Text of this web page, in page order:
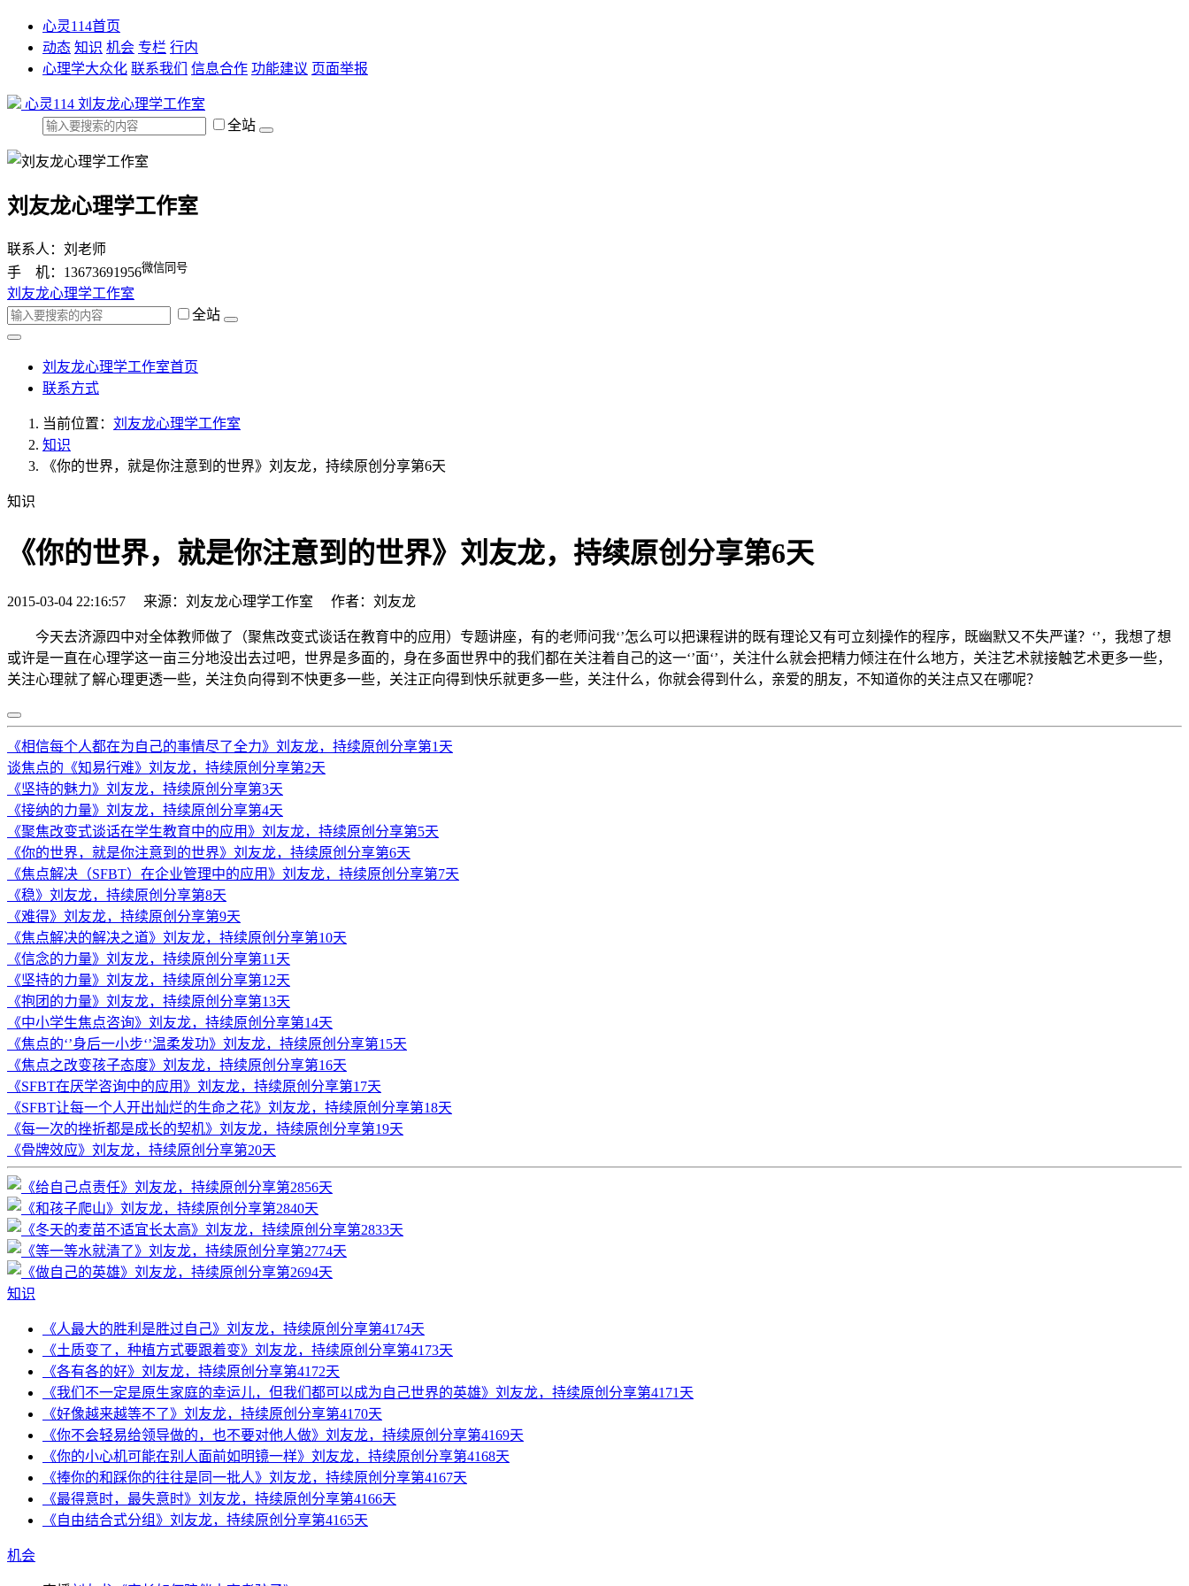
心灵114首页
动态 知识 机会 专栏 行内
心理学大众化 联系我们 信息合作 功能建议 页面举报
心灵114 刘友龙心理学工作室
全站
刘友龙心理学工作室
联系人：刘老师
手 机：13673691956微信同号
刘友龙心理学工作室
全站
刘友龙心理学工作室首页
联系方式
当前位置： 刘友龙心理学工作室
知识
《你的世界，就是你注意到的世界》刘友龙，持续原创分享第6天
知识
《你的世界，就是你注意到的世界》刘友龙，持续原创分享第6天
2015-03-04 22:16:57 来源：刘友龙心理学工作室 作者：刘友龙
今天去济源四中对全体教师做了（聚焦改变式谈话在教育中的应用）专题讲座，有的老师问我‘’怎么可以把课程讲的既有理论又有可立刻操作的程序，既幽默又不失严谨？‘’，我想了想
或许是一直在心理学这一亩三分地没出去过吧，世界是多面的，身在多面世界中的我们都在关注着自己的这一‘’面‘’，关注什么就会把精力倾注在什么地方，关注艺术就接触艺术更多一些，
关注心理就了解心理更透一些，关注负向得到不快更多一些，关注正向得到快乐就更多一些，关注什么，你就会得到什么，亲爱的朋友，不知道你的关注点又在哪呢？
《相信每个人都在为自己的事情尽了全力》刘友龙，持续原创分享第1天
谈焦点的《知易行难》刘友龙，持续原创分享第2天
《坚持的魅力》刘友龙，持续原创分享第3天
《接纳的力量》刘友龙，持续原创分享第4天
《聚焦改变式谈话在学生教育中的应用》刘友龙，持续原创分享第5天
《你的世界，就是你注意到的世界》刘友龙，持续原创分享第6天
《焦点解决（SFBT）在企业管理中的应用》刘友龙，持续原创分享第7天
《稳》刘友龙，持续原创分享第8天
《难得》刘友龙，持续原创分享第9天
《焦点解决的解决之道》刘友龙，持续原创分享第10天
《信念的力量》刘友龙，持续原创分享第11天
《坚持的力量》刘友龙，持续原创分享第12天
《抱团的力量》刘友龙，持续原创分享第13天
《中小学生焦点咨询》刘友龙，持续原创分享第14天
《焦点的‘’身后一小步‘’温柔发功》刘友龙，持续原创分享第15天
《焦点之改变孩子态度》刘友龙，持续原创分享第16天
《SFBT在厌学咨询中的应用》刘友龙，持续原创分享第17天
《SFBT让每一个人开出灿烂的生命之花》刘友龙，持续原创分享第18天
《每一次的挫折都是成长的契机》刘友龙，持续原创分享第19天
《骨牌效应》刘友龙，持续原创分享第20天
知识
《人最大的胜利是胜过自己》刘友龙，持续原创分享第4174天
《土质变了，种植方式要跟着变》刘友龙，持续原创分享第4173天
《各有各的好》刘友龙，持续原创分享第4172天
《我们不一定是原生家庭的幸运儿，但我们都可以成为自己世界的英雄》刘友龙，持续原创分享第4171天
《好像越来越等不了》刘友龙，持续原创分享第4170天
《你不会轻易给领导做的，也不要对他人做》刘友龙，持续原创分享第4169天
《你的小心机可能在别人面前如明镜一样》刘友龙，持续原创分享第4168天
《捧你的和踩你的往往是同一批人》刘友龙，持续原创分享第4167天
《最得意时，最失意时》刘友龙，持续原创分享第4166天
《自由结合式分组》刘友龙，持续原创分享第4165天
机会